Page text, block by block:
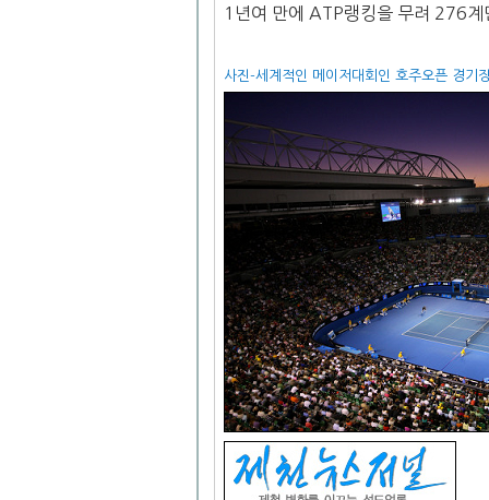
1년여 만에 ATP랭킹을 무려 276계
사진-세계적인 메이저대회인 호주오픈 경기